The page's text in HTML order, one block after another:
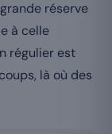
réserve
à celle
régulier est
là où des